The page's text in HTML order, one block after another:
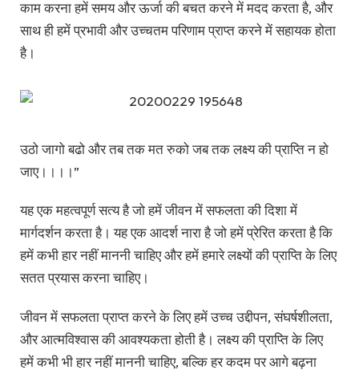
काम करना हमें समय और ऊर्जा की बचत करने में मदद करता है, और
साथ ही हमें प्रभावी और उच्चतम परिणाम प्राप्त करने में सहायक होता
है।
उठो जागो बढो और तब तक मत रुको जब तक लक्ष्य की प्राप्ति न हो
जाए।।।।”
यह एक महत्वपूर्ण सत्य है जो हमें जीवन में सफलता की दिशा में
मार्गदर्शन करता है। यह एक आदर्श नारा है जो हमें प्रेरित करता है कि
हमें कभी हार नहीं माननी चाहिए और हमें हमारे लक्ष्यों की प्राप्ति के लिए
सतत प्रयास करना चाहिए।
जीवन में सफलता प्राप्त करने के लिए हमें उच्च उद्दीपन, संघर्षशीलता,
और आत्मविश्वास की आवश्यकता होती है। लक्ष्य की प्राप्ति के लिए
हमें कभी भी हार नहीं माननी चाहिए, बल्कि हर कदम पर आगे बढ़ना